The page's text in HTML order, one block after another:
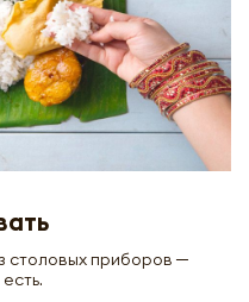
столовых приборов ─